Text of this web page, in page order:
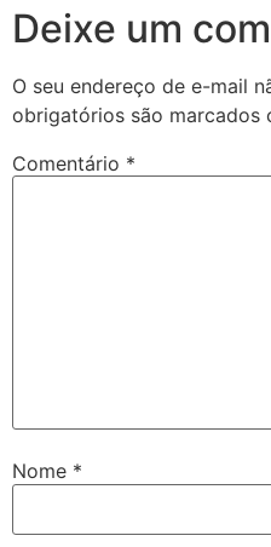
Deixe um
O seu endereço de e-mail
obrigatórios são marcados
Comentário *
Nome *